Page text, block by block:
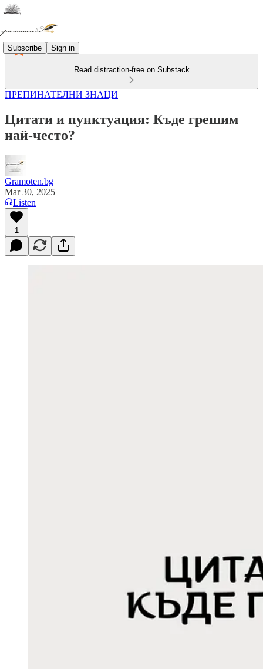
Subscribe Sign in
Read distraction-free on Substack
ПРЕПИНАТЕЛНИ ЗНАЦИ
Цитати и пунктуация: Къде грешим
най-често?
Gramoten.bg
Mar 30, 2025
Listen
1